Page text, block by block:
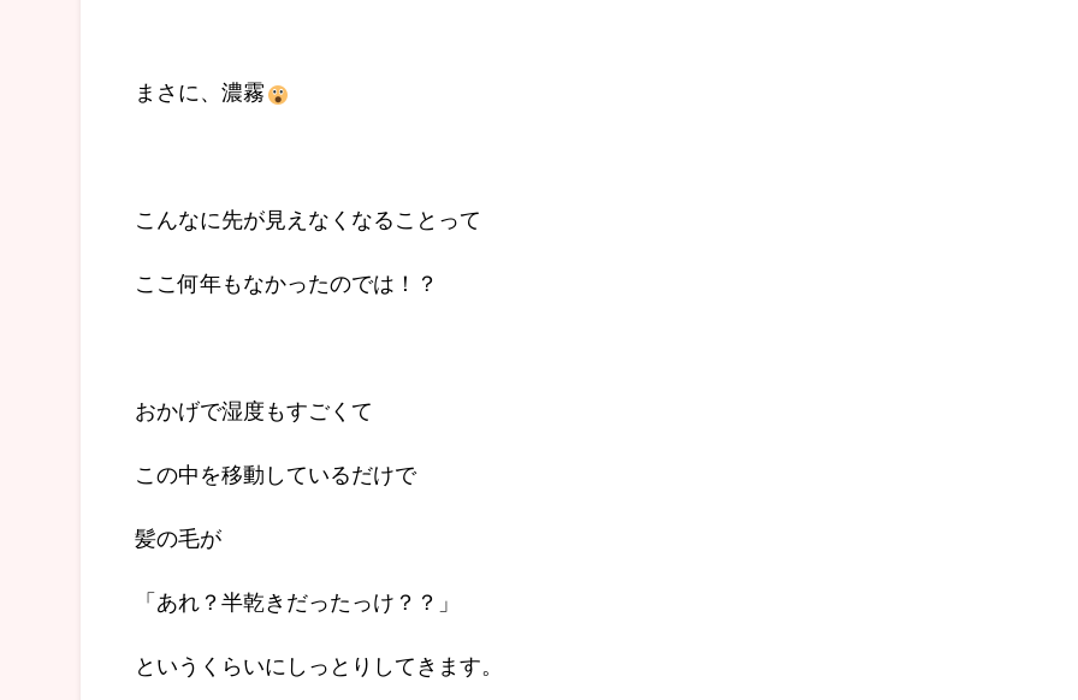
まさに、濃霧
こんなに先が見えなくなることって
ここ何年もなかったのでは！？
おかげで湿度もすごくて
この中を移動しているだけで
髪の毛が
「あれ？半乾きだったっけ？？」
というくらいにしっとりしてきます。